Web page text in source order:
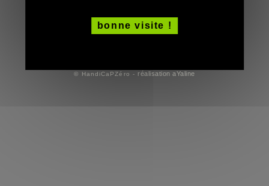
© HandiCaPZéro - réalisation aYaline
bonne visite !